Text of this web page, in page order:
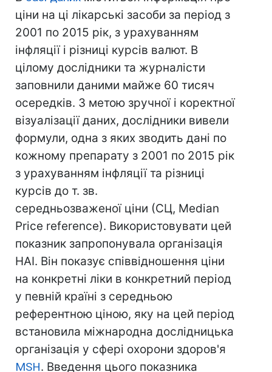
ціни на ці лікарські засоби за період з
2001 по 2015 рік, з урахуванням
інфляції і різниці курсів валют. В
цілому дослідники та журналісти
заповнили даними майже 60 тисяч
осередків. З метою зручної і коректної
візуалізації даних, дослідники вивели
формули, одна з яких зводить дані по
кожному препарату з 2001 по 2015 рік
з урахуванням інфляції та різниці
курсів до т. зв.
середньозваженої ціни (СЦ, Median
Price reference). Використовувати цей
показник запропонувала організація
HAI. Він показує співвідношення ціни
на конкретні ліки в конкретний період
у певній країні з середньою
референтною ціною, яку на цей період
встановила міжнародна дослідницька
організація у сфері охорони здоров'я
MSH. Введення цього показника